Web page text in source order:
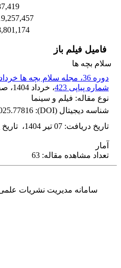
فامیل فیلم باز
سلام بچه ها
شماره پیاپی 423
، خرداد 1404 ،
نوع مقاله: فیلم و سینما
شناسه دیجیتال (DOI):
تاریخ دریافت: 07 تیر 1404 ،
آمار
تعداد مشاهده مقاله: 63
سامانه مدیریت نشریات